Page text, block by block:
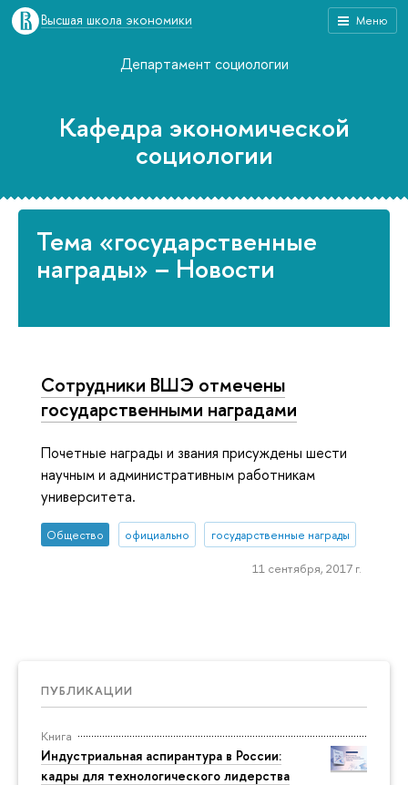
Меню
Высшая школа экономики
ПУБЛИКАЦИИ
Книга
Индустриальная аспирантура в России:
кадры для технологического лидерства
Департамент социологии
Кафедра экономической
социологии
Тема «государственные
награды» – Новости
Сотрудники ВШЭ отмечены
государственными наградами
Почетные награды и звания присуждены шести
научным и административным работникам
университета.
Общество официально государственные награды
11 сентября, 2017 г.